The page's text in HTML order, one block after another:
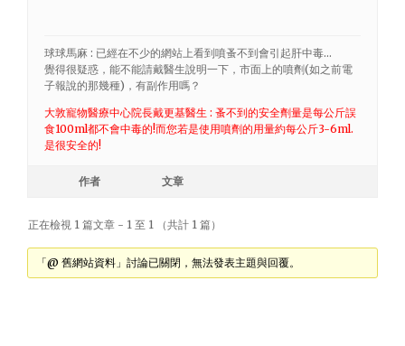
球球馬麻 : 已經在不少的網站上看到噴蚤不到會引起肝中毒…
覺得很疑惑，能不能請戴醫生說明一下，市面上的噴劑(如之前電
子報說的那幾種)，有副作用嗎？
大敦寵物醫療中心院長戴更基醫生 : 蚤不到的安全劑量是每公斤誤
食100ml都不會中毒的!而您若是使用噴劑的用量約每公斤3-6ml.
是很安全的!
作者 文章
正在檢視 1 篇文章 - 1 至 1 （共計 1 篇）
「@ 舊網站資料」討論已關閉，無法發表主題與回覆。